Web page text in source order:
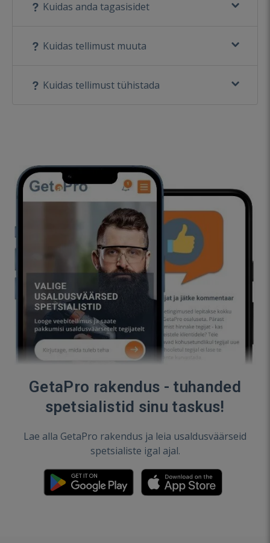
Kuidas anda tagasisidet
Kuidas tellimust muuta
Kuidas tellimust tühistada
GetaPro rakendus - tuhanded
spetsialistid sinu taskus!
Lae alla GetaPro rakendus ja leia usaldusväärseid
spetsialiste igal ajal.